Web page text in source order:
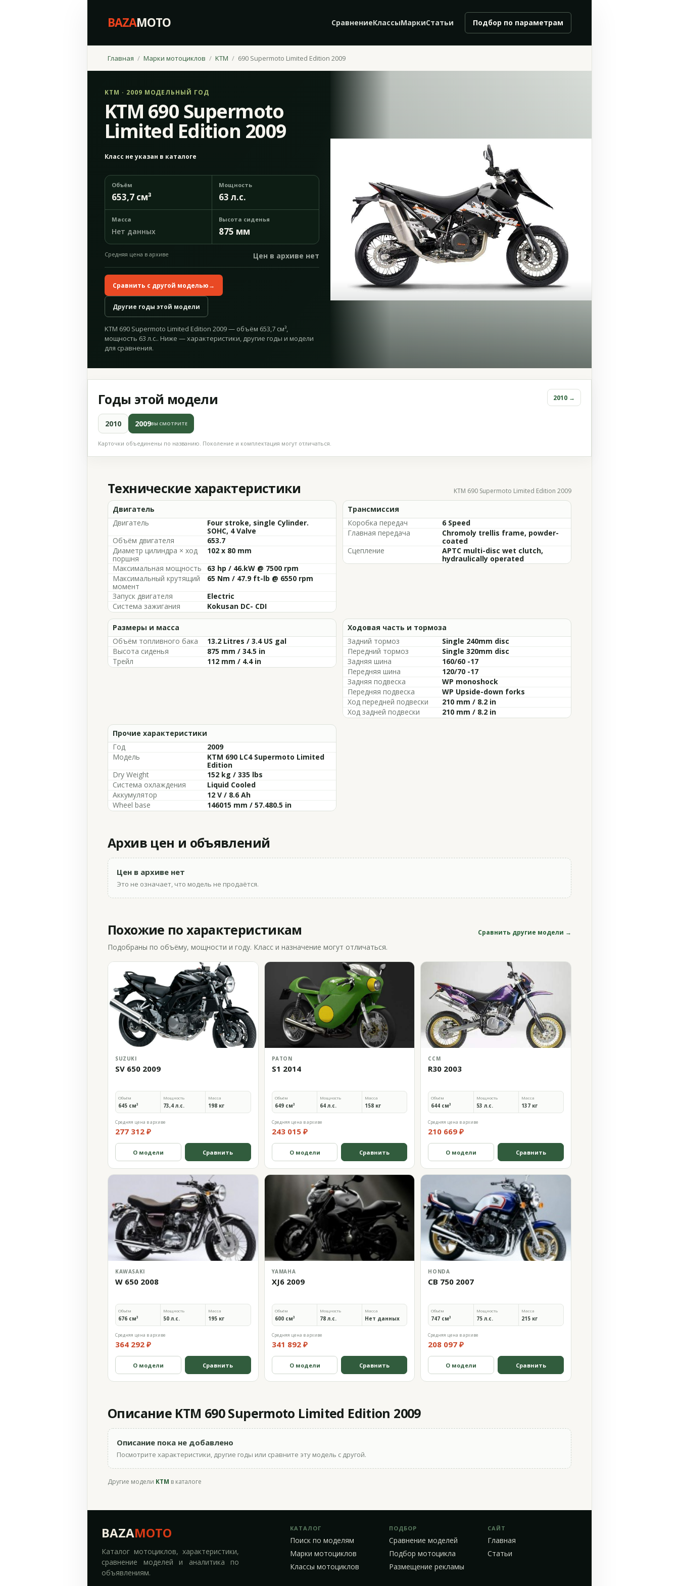
BAZAMOTO СравнениеКлассыМаркиСтатьи Подбор по параметрам
Главная Марки мотоциклов KTM 690 Supermoto Limited Edition 2009
KTM · 2009 МОДЕЛЬНЫЙ ГОД
KTM 690 Supermoto
Limited Edition 2009
Класс не указан в каталоге
Объём
653,7 см³
Мощность
63 л.с.
Масса
Нет данных
Высота сиденья
875 мм
Средняя цена в архиве Цен в архиве нет
Сравнить с другой моделью→
Другие годы этой модели
KTM 690 Supermoto Limited Edition 2009 — объём 653,7 см³,
мощность 63 л.с.. Ниже — характеристики, другие годы и модели
для сравнения.
Годы этой модели 2010 →
2010 2009ВЫ СМОТРИТЕ
Карточки объединены по названию. Поколение и комплектация могут отличаться.
Технические характеристики KTM 690 Supermoto Limited Edition 2009
Двигатель
Двигатель
Four stroke, single Cylinder.
SOHC, 4 Valve
Объём двигателя
653.7
Диаметр цилиндра × ход
поршня
102 x 80 mm
Максимальная мощность
63 hp / 46.kW @ 7500 rpm
Максимальный крутящий
момент
65 Nm / 47.9 ft-lb @ 6550 rpm
Запуск двигателя
Electric
Система зажигания
Kokusan DC- CDI
Трансмиссия
Коробка передач
6 Speed
Главная передача
Chromoly trellis frame, powder-
coated
Сцепление
APTC multi-disc wet clutch,
hydraulically operated
Размеры и масса
Объём топливного бака
13.2 Litres / 3.4 US gal
Высота сиденья
875 mm / 34.5 in
Трейл
112 mm / 4.4 in
Ходовая часть и тормоза
Задний тормоз
Single 240mm disc
Передний тормоз
Single 320mm disc
Задняя шина
160/60 -17
Передняя шина
120/70 -17
Задняя подвеска
WP monoshock
Передняя подвеска
WP Upside-down forks
Ход передней подвески
210 mm / 8.2 in
Ход задней подвески
210 mm / 8.2 in
Прочие характеристики
Год
2009
Модель
KTM 690 LC4 Supermoto Limited
Edition
Dry Weight
152 kg / 335 lbs
Система охлаждения
Liquid Cooled
Аккумулятор
12 V / 8.6 Ah
Wheel base
146015 mm / 57.480.5 in
Архив цен и объявлений
Цен в архиве нет
Это не означает, что модель не продаётся.
Похожие по характеристикам Сравнить другие модели →
Подобраны по объёму, мощности и году. Класс и назначение могут отличаться.
SUZUKI
SV 650 2009
Объём
645 см³
Мощность
73,4 л.с.
Масса
198 кг
Средняя цена в архиве
277 312 ₽
О модели Сравнить
PATON
S1 2014
Объём
649 см³
Мощность
64 л.с.
Масса
158 кг
Средняя цена в архиве
243 015 ₽
О модели Сравнить
CCM
R30 2003
Объём
644 см³
Мощность
53 л.с.
Масса
137 кг
Средняя цена в архиве
210 669 ₽
О модели Сравнить
KAWASAKI
W 650 2008
Объём
676 см³
Мощность
50 л.с.
Масса
195 кг
Средняя цена в архиве
364 292 ₽
О модели Сравнить
YAMAHA
XJ6 2009
Объём
600 см³
Мощность
78 л.с.
Масса
Нет данных
Средняя цена в архиве
341 892 ₽
О модели Сравнить
HONDA
CB 750 2007
Объём
747 см³
Мощность
75 л.с.
Масса
215 кг
Средняя цена в архиве
208 097 ₽
О модели Сравнить
Описание KTM 690 Supermoto Limited Edition 2009
Описание пока не добавлено
Посмотрите характеристики, другие годы или сравните эту модель с другой.
Другие модели KTM в каталоге
BAZAMOTO
Каталог мотоциклов, характеристики,
сравнение моделей и аналитика по
объявлениям.
КАТАЛОГ
Поиск по моделям
Марки мотоциклов
Классы мотоциклов
ПОДБОР
Сравнение моделей
Подбор мотоцикла
Размещение рекламы
САЙТ
Главная
Статьи